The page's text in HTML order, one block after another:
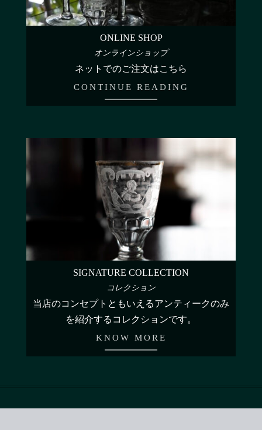
ONLINE SHOP
オンラインショップ
ネットでのご注文はこちら
CONTINUE READING
SIGNATURE COLLECTION
コレクション
当店のコンセプトともいえるアンティークのみ
を紹介するコレクションです。
KNOW MORE